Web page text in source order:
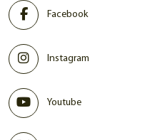
Facebook
Instagram
Youtube